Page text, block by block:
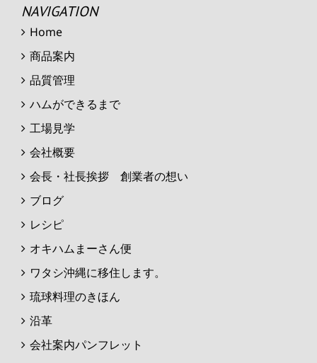
NAVIGATION
Home
商品案内
品質管理
ハムができるまで
工場見学
会社概要
会長・社長挨拶 創業者の想い
ブログ
レシピ
オキハムまーさん便
ワタシ沖縄に移住します。
琉球料理のきほん
沿革
会社案内パンフレット